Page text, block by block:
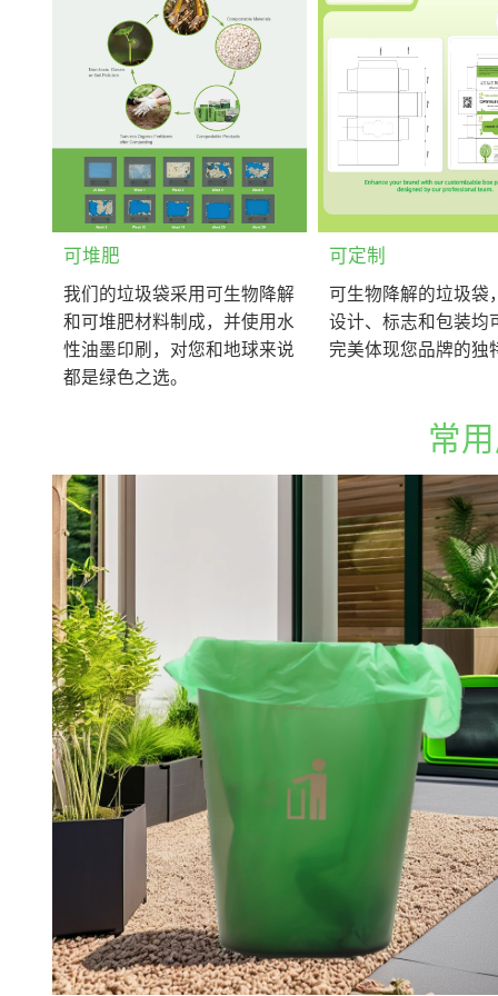
可堆肥
我们的垃圾袋采用可生物降解
和可堆肥材料制成，并使用水
性油墨印刷，对您和地球来说
都是绿色之选。
可定制
可生物降解的垃圾袋
设计、标志和包装均
完美体现您品牌的独
常